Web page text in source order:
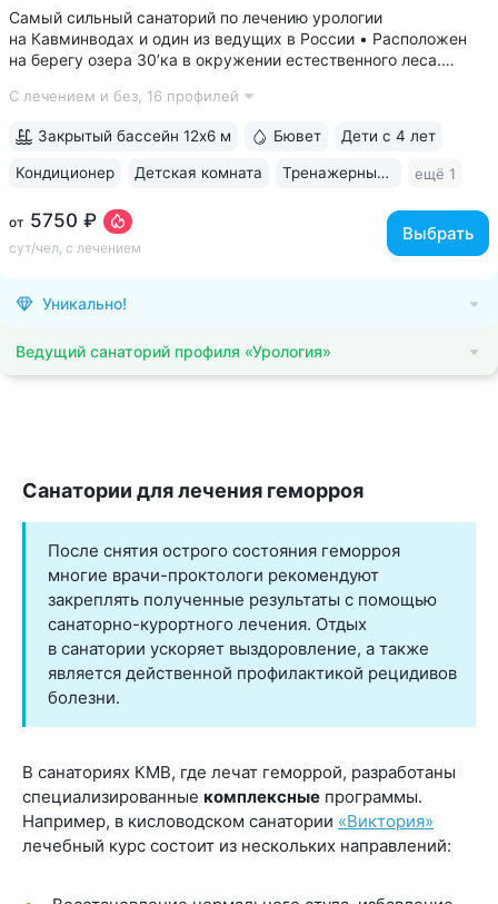
Самый сильный санаторий по лечению урологии
на Кавминводах и один из ведущих в России • Расположен
на берегу озера 30’ка в окружении естественного леса.
Озеро 30’ка — одна из главных достопримечательностей
С лечением и без, 16 профилей
от 5750 ₽
сут/чел, с лечением
Выбрать
Закрытый бассейн 12х6 м Бювет Дети с 4 лет
Кондиционер Детская комната Тренажерный зал ещё 1
Уникально!
Ведущий санаторий профиля «Урология»
Санатории для лечения геморроя
После снятия острого состояния геморроя
многие врачи-проктологи рекомендуют
закреплять полученные результаты с помощью
санаторно-курортного лечения. Отдых
в санатории ускоряет выздоровление, а также
является действенной профилактикой рецидивов
болезни.
В санаториях КМВ, где лечат геморрой, разработаны
специализированные комплексные программы.
Например, в кисловодском санатории «Виктория»
лечебный курс состоит из нескольких направлений: